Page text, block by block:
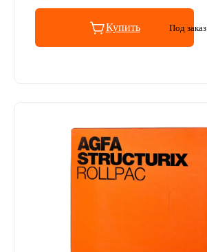
Купить Под заказ